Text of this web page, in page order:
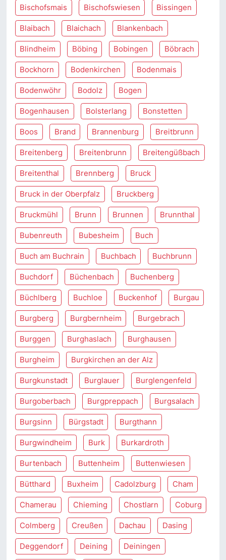
Bischofsmais Bischofswiesen Bissingen
Blaibach Blaichach Blankenbach
Blindheim Böbing Bobingen Böbrach
Bockhorn Bodenkirchen Bodenmais
Bodenwöhr Bodolz Bogen
Bogenhausen Bolsterlang Bonstetten
Boos Brand Brannenburg Breitbrunn
Breitenberg Breitenbrunn Breitengüßbach
Breitenthal Brennberg Bruck
Bruck in der Oberpfalz Bruckberg
Bruckmühl Brunn Brunnen Brunnthal
Bubenreuth Bubesheim Buch
Buch am Buchrain Buchbach Buchbrunn
Buchdorf Büchenbach Buchenberg
Büchlberg Buchloe Buckenhof Burgau
Burgberg Burgbernheim Burgebrach
Burggen Burghaslach Burghausen
Burgheim Burgkirchen an der Alz
Burgkunstadt Burglauer Burglengenfeld
Burgoberbach Burgpreppach Burgsalach
Burgsinn Bürgstadt Burgthann
Burgwindheim Burk Burkardroth
Burtenbach Buttenheim Buttenwiesen
Bütthard Buxheim Cadolzburg Cham
Chamerau Chieming Chostlarn Coburg
Colmberg Creußen Dachau Dasing
Deggendorf Deining Deiningen